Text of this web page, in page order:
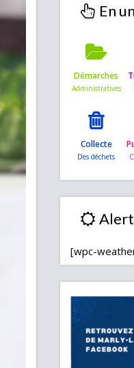
En un
Démarches
Collecte
[wpc-